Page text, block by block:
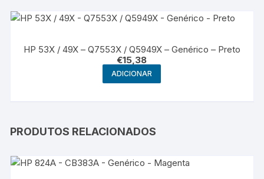
HP 53X / 49X – Q7553X / Q5949X – Genérico – Preto
€15,38
ADICIONAR
PRODUTOS RELACIONADOS